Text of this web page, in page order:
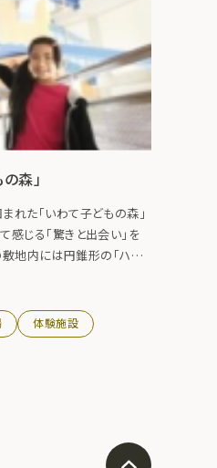
森」
れた「いわて子どもの森」
感じる「驚きと出会い」を
地内には円錐形の「ハロ
も大人ものんびり、ゆっ
・会議・研修等にも利用可
体験施設